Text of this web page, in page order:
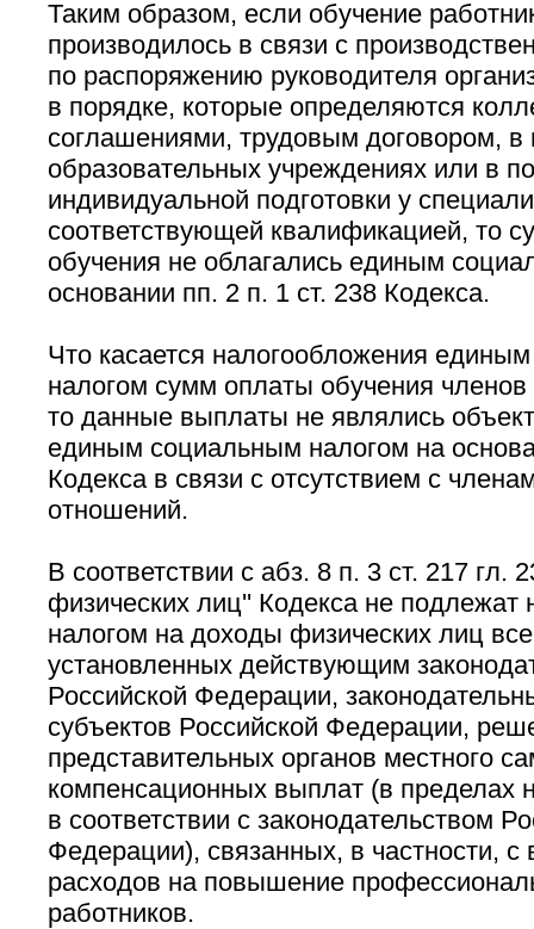
Таким образом, если обучение
производилось в связи с
по распоряжению руководителя
в порядке, которые определяются
соглашениями, трудовым договором,
образовательных учреждениях или в
индивидуальной подготовки у
соответствующей квалификацией, то
обучения не облагались единым
основании пп. 2 п. 1 ст. 238 Кодекса.
Что касается налогообложения
налогом сумм оплаты обучения членов
то данные выплаты не являлись
единым социальным налогом на
Кодекса в связи с отсутствием с
отношений.
В соответствии с абз. 8 п. 3 ст. 217 гл.
физических лиц'' Кодекса не подлежат
налогом на доходы физических лиц
установленных действующим
Российской Федерации,
субъектов Российской Федерации,
представительных органов местного
компенсационных выплат (в пределах
в соответствии с законодательством
Федерации), связанных, в частности,
расходов на повышение
работников.